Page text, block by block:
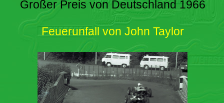
Großer Preis von Deutschland 1966
Feuerunfall von John Taylor